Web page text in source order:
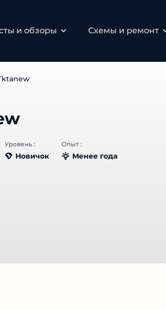
и обзоры Схемы и ремонт
Уровень :
Новичок
Опыт :
Менее года